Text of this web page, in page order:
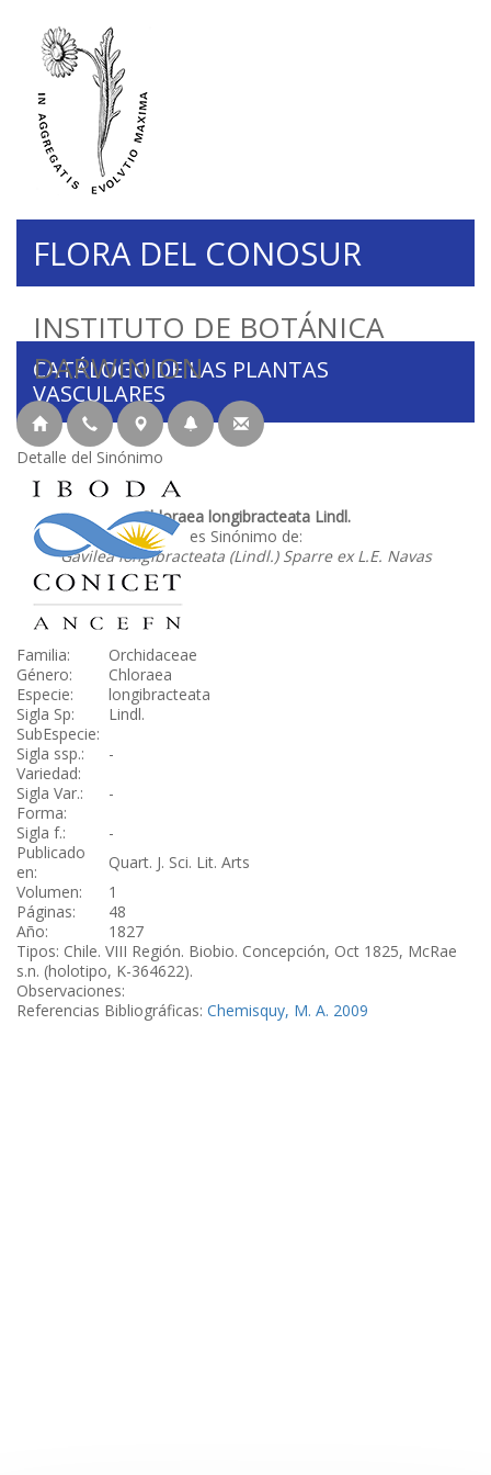
INSTITUTO DE BOTÁNICA
DARWINION
FLORA DEL CONOSUR
CATÁLOGO DE LAS PLANTAS
VASCULARES
Detalle del Sinónimo
Chloraea longibracteata Lindl.
es Sinónimo de:
Gavilea longibracteata (Lindl.) Sparre ex L.E. Navas
Familia:
Orchidaceae
Género:
Chloraea
Especie:
longibracteata
Sigla Sp:
Lindl.
SubEspecie:
Sigla ssp.:
-
Variedad:
Sigla Var.:
-
Forma:
Sigla f.:
-
Publicado
en:
Quart. J. Sci. Lit. Arts
Volumen:
1
Páginas:
48
Año:
1827
Tipos: Chile. VIII Región. Biobio. Concepción, Oct 1825, McRae
s.n. (holotipo, K-364622).
Observaciones:
Referencias Bibliográficas: Chemisquy, M. A. 2009